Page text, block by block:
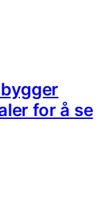
for å se